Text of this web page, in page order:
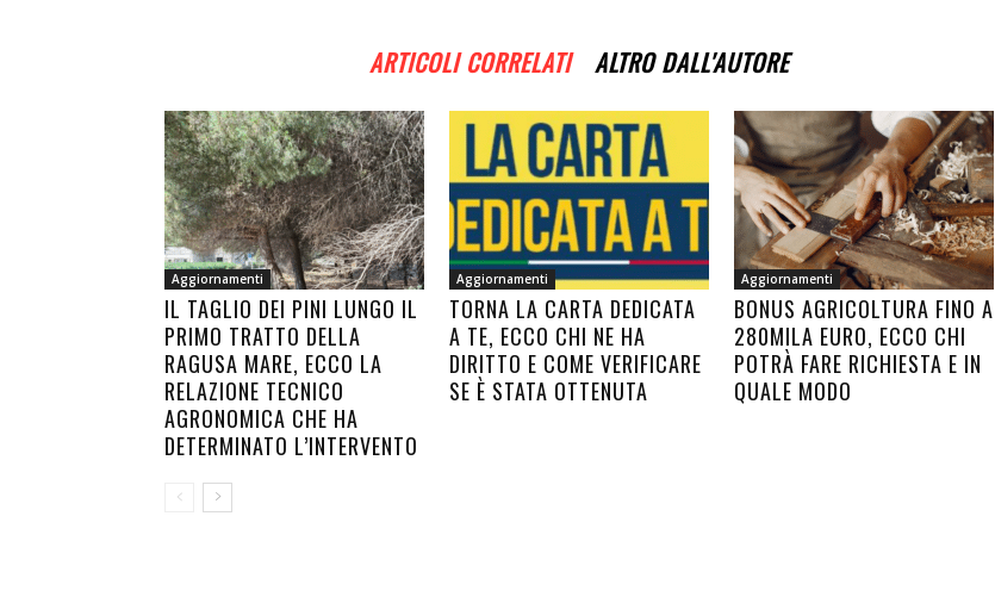
ARTICOLI CORRELATI ALTRO DALL'AUTORE
Aggiornamenti
IL TAGLIO DEI PINI LUNGO IL
PRIMO TRATTO DELLA
RAGUSA MARE, ECCO LA
RELAZIONE TECNICO
AGRONOMICA CHE HA
DETERMINATO L’INTERVENTO
Aggiornamenti
TORNA LA CARTA DEDICATA
A TE, ECCO CHI NE HA
DIRITTO E COME VERIFICARE
SE È STATA OTTENUTA
Aggiornamenti
BONUS AGRICOLTURA FINO A
280MILA EURO, ECCO CHI
POTRÀ FARE RICHIESTA E IN
QUALE MODO